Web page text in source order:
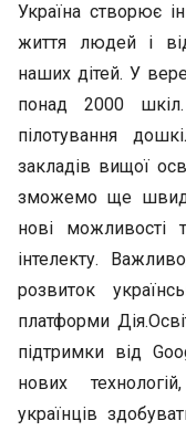
Україна створює
життя людей і
наших дітей. У
понад 2000
пілотування
закладів вищої
зможемо ще
нові можливості
інтелекту.
розвиток
платформи
підтримки від
нових
українців